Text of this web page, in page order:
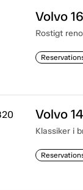
Volvo
Rostigt
Volvo
Klassiker i